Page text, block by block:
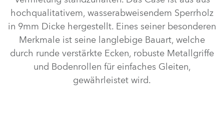
hochqualitativem, wasserabweisendem Sperrholz
in 9mm Dicke hergestellt. Eines seiner besonderen
Merkmale ist seine langlebige Bauart, welche
durch runde verstärkte Ecken, robuste Metallgriffe
und Bodenrollen für einfaches Gleiten,
gewährleistet wird.